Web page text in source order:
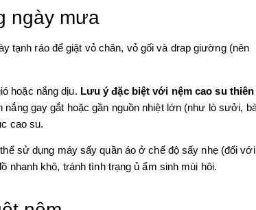
ngày mưa
tạnh ráo để giặt vỏ chăn, vỏ gối và drap giường (nên
hoặc nắng dịu. Lưu ý đặc biệt với nệm cao su thiên
gay gắt hoặc gần nguồn nhiệt lớn (như lò sưởi,
cao su.
sử dụng máy sấy quần áo ở chế độ sấy nhẹ (đối với
nhanh khô, tránh tình trạng ủ ẩm sinh mùi hôi.